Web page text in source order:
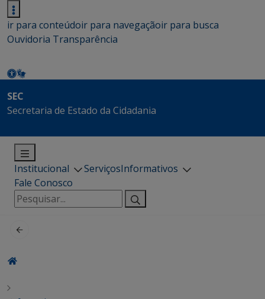
ir para conteúdoir para navegaçãoir para busca
Ouvidoria Transparência
SEC
Secretaria de Estado da Cidadania
Institucional ServiçosInformativos
Fale Conosco
Pesquisar
por: